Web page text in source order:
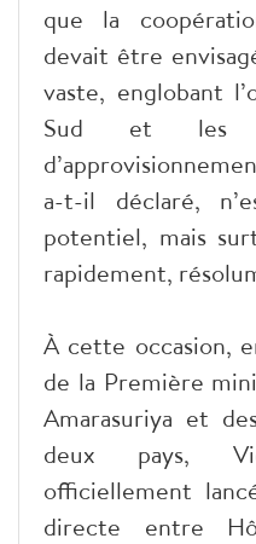
que la
devait être
vaste, englobant
Sud et les
a-t-il déclaré,
potentiel, mais
rapidement,
À cette occasion,
de la Première
Amarasuriya et
deux pays,
officiellement
directe entre